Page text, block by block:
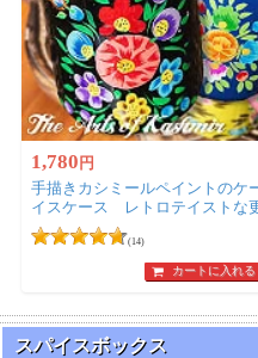
1,780 円
手描きカシミールペイントの
イスケース レトロテイストな
約9.3cm〕
(14)
カートに入れる
スパイスボックス